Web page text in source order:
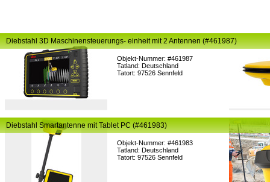
Objekt-Nummer: #461987
Tatland: Deutschland
Tatort: 97526 Sennfeld
Diebstahl 3D Maschinensteuerungs- einheit mit 2 Antennen (#461987)
Objekt-Nummer: #461983
Tatland: Deutschland
Tatort: 97526 Sennfeld
Diebstahl Smartantenne mit Tablet PC (#461983)